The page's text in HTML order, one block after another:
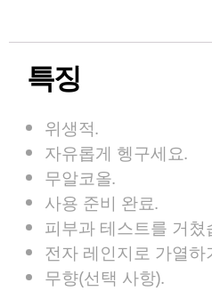
특징
위생적.
자유롭게 헹구세요.
무알코올.
사용 준비 완료.
피부과 테스트를 거쳤
전자 레인지로 가열
무향(선택 사항).